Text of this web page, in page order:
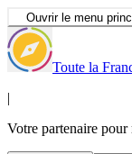
Ouvrir le menu
Toute la
|
Votre partenaire pour